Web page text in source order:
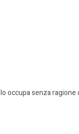
lo occupa senza ragione